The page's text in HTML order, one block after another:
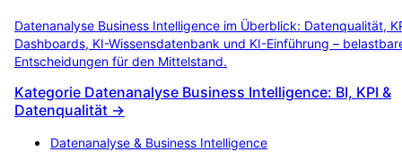
Datenanalyse Business Intelligence im Überblick: Datenqualität,
Dashboards, KI-Wissensdatenbank und KI-Einführung –
Entscheidungen für den Mittelstand.
Kategorie Datenanalyse Business Intelligence: BI, KPI &
Datenqualität →
Datenanalyse & Business Intelligence